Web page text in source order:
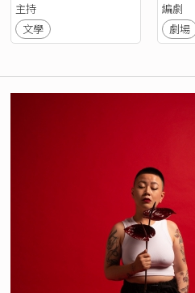
主持
文學
編劇
劇場